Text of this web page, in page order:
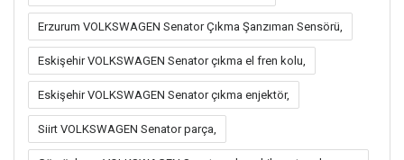
Erzurum VOLKSWAGEN Senator Çıkma Şanzıman Sensörü,
Eskişehir VOLKSWAGEN Senator çıkma el fren kolu,
Eskişehir VOLKSWAGEN Senator çıkma enjektör,
Siirt VOLKSWAGEN Senator parça,